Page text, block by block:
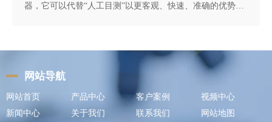
器，它可以代替“人工目测”以更客观、快速、准确的优势提
网站导航
网站首页 产品中心 客户案例
视频中心
新闻中心
关于我们 联系我们 网站地图